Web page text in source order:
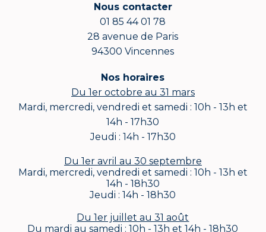
Nous contacter
01 85 44 01 78
28 avenue de Paris
94300 Vincennes
Nos horaires
Du 1er octobre au 31 mars
Mardi, mercredi, vendredi et samedi : 10h - 13h et
14h - 17h30
Jeudi : 14h - 17h30
Du 1er avril au 30 septembre
Mardi, mercredi, vendredi et samedi : 10h - 13h et
14h - 18h30
Jeudi : 14h - 18h30
Du 1er juillet au 31 août
Du mardi au samedi : 10h - 13h et 14h - 18h30